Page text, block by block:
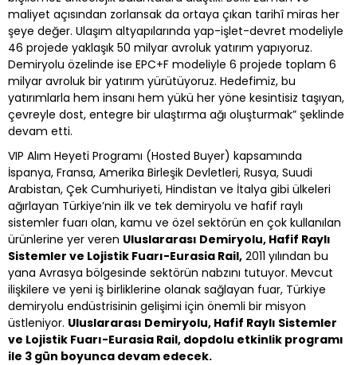
maliyet açısından zorlansak da ortaya çıkan tarihî miras her
şeye değer. Ulaşım altyapılarında yap-işlet-devret modeliyle
46 projede yaklaşık 50 milyar avroluk yatırım yapıyoruz.
Demiryolu özelinde ise EPC+F modeliyle 6 projede toplam 6
milyar avroluk bir yatırım yürütüyoruz. Hedefimiz, bu
yatırımlarla hem insanı hem yükü her yöne kesintisiz taşıyan,
çevreyle dost, entegre bir ulaştırma ağı oluşturmak” şeklinde
devam etti.
VIP Alım Heyeti Programı (Hosted Buyer) kapsamında
İspanya, Fransa, Amerika Birleşik Devletleri, Rusya, Suudi
Arabistan, Çek Cumhuriyeti, Hindistan ve İtalya gibi ülkeleri
ağırlayan Türkiye’nin ilk ve tek demiryolu ve hafif raylı
sistemler fuarı olan, kamu ve özel sektörün en çok kullanılan
ürünlerine yer veren Uluslararası Demiryolu, Hafif Raylı
Sistemler ve Lojistik Fuarı-Eurasia Rail, 2011 yılından bu
yana Avrasya bölgesinde sektörün nabzını tutuyor. Mevcut
ilişkilere ve yeni iş birliklerine olanak sağlayan fuar, Türkiye
demiryolu endüstrisinin gelişimi için önemli bir misyon
üstleniyor. Uluslararası Demiryolu, Hafif Raylı Sistemler
ve Lojistik Fuarı-Eurasia Rail, dopdolu etkinlik programı
ile 3 gün boyunca devam edecek.